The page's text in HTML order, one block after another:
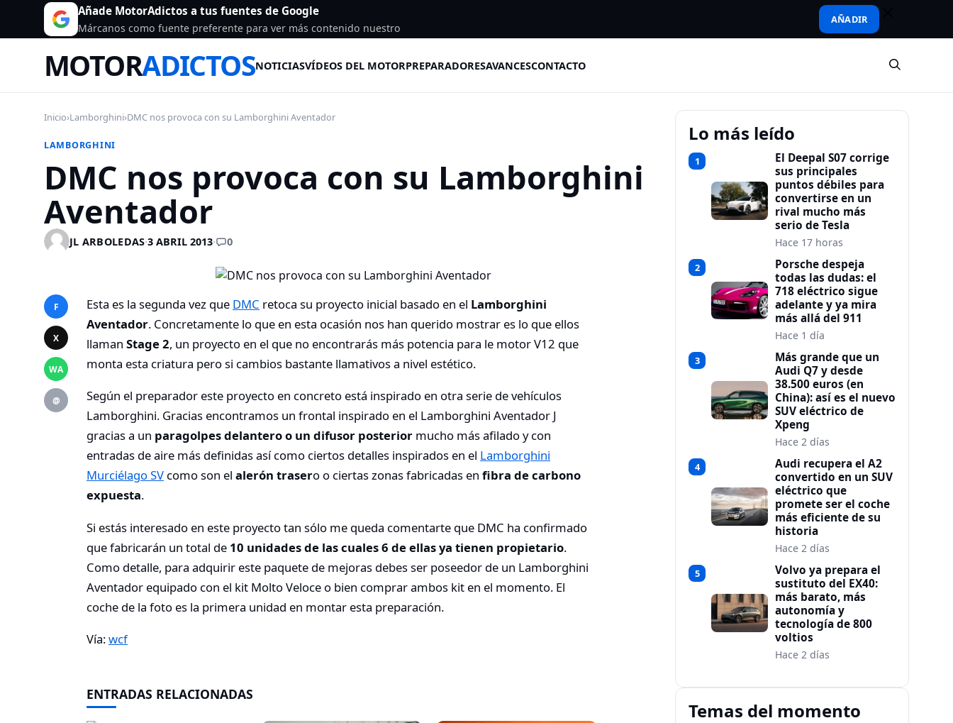
Añade MotorAdictos a tus fuentes de Google
Márcanos como fuente preferente para ver más contenido nuestro
AÑADIR
MOTORADICTOSNOTICIASVÍDEOS DEL MOTORPREPARADORESAVANCESCONTACTO
Inicio›Lamborghini›DMC nos provoca con su Lamborghini Aventador
LAMBORGHINI
DMC nos provoca con su Lamborghini
Aventador
JL ARBOLEDAS·3 ABRIL 2013· 0
F
X
WA
@
Esta es la segunda vez que DMC retoca su proyecto inicial basado en el Lamborghini
Aventador. Concretamente lo que en esta ocasión nos han querido mostrar es lo que ellos
llaman Stage 2, un proyecto en el que no encontrarás más potencia para le motor V12 que
monta esta criatura pero si cambios bastante llamativos a nivel estético.
Según el preparador este proyecto en concreto está inspirado en otra serie de vehículos
Lamborghini. Gracias encontramos un frontal inspirado en el Lamborghini Aventador J
gracias a un paragolpes delantero o un difusor posterior mucho más afilado y con
entradas de aire más definidas así como ciertos detalles inspirados en el Lamborghini
Murciélago SV como son el alerón trasero o ciertas zonas fabricadas en fibra de carbono
expuesta.
Si estás interesado en este proyecto tan sólo me queda comentarte que DMC ha confirmado
que fabricarán un total de 10 unidades de las cuales 6 de ellas ya tienen propietario.
Como detalle, para adquirir este paquete de mejoras debes ser poseedor de un Lamborghini
Aventador equipado con el kit Molto Veloce o bien comprar ambos kit en el momento. El
coche de la foto es la primera unidad en montar esta preparación.
Vía:wcf
ENTRADAS RELACIONADAS
Lo más leído
1
El Deepal S07 corrige
sus principales
puntos débiles para
convertirse en un
rival mucho más
serio de Tesla
Hace 17 horas
2
Porsche despeja
todas las dudas: el
718 eléctrico sigue
adelante y ya mira
más allá del 911
Hace 1 día
3
Más grande que un
Audi Q7 y desde
38.500 euros (en
China): así es el nuevo
SUV eléctrico de
Xpeng
Hace 2 días
4
Audi recupera el A2
convertido en un SUV
eléctrico que
promete ser el coche
más eficiente de su
historia
Hace 2 días
5
Volvo ya prepara el
sustituto del EX40:
más barato, más
autonomía y
tecnología de 800
voltios
Hace 2 días
Temas del momento